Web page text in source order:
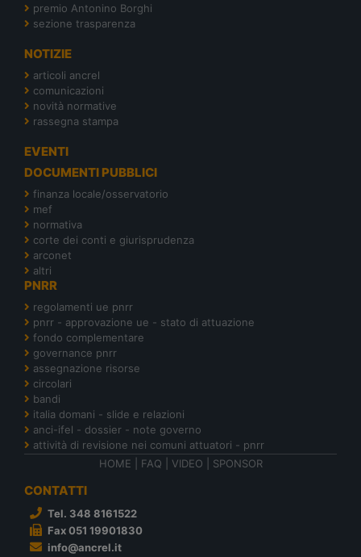
premio Antonino Borghi
sezione trasparenza
NOTIZIE
articoli ancrel
comunicazioni
novità normative
rassegna stampa
EVENTI
DOCUMENTI PUBBLICI
finanza locale/osservatorio
mef
normativa
corte dei conti e giurisprudenza
arconet
altri
PNRR
regolamenti ue pnrr
pnrr - approvazione ue - stato di attuazione
fondo complementare
governance pnrr
assegnazione risorse
circolari
bandi
italia domani - slide e relazioni
anci-ifel - dossier - note governo
attività di revisione nei comuni attuatori - pnrr
HOME
FAQ VIDEO SPONSOR
CONTATTI
Tel. 348 8161522
Fax 051 19901830
info@ancrel.it